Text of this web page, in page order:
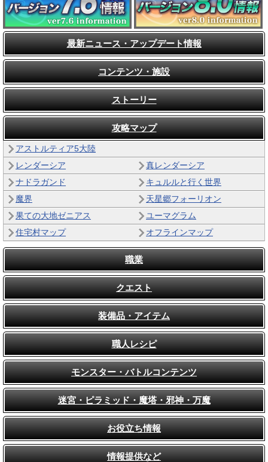
最新ニュース・アップデート情報
コンテンツ・施設
ストーリー
攻略マップ
アストルティア5大陸
レンダーシア
真レンダーシア
ナドラガンド
キュルルと行く世界
魔界
天星郷フォーリオン
果ての大地ゼニアス
ユーマグラム
住宅村マップ
オフラインマップ
職業
クエスト
装備品・アイテム
職人レシピ
モンスター・バトルコンテンツ
迷宮・ピラミッド・魔塔・邪神・万魔
お役立ち情報
情報提供など